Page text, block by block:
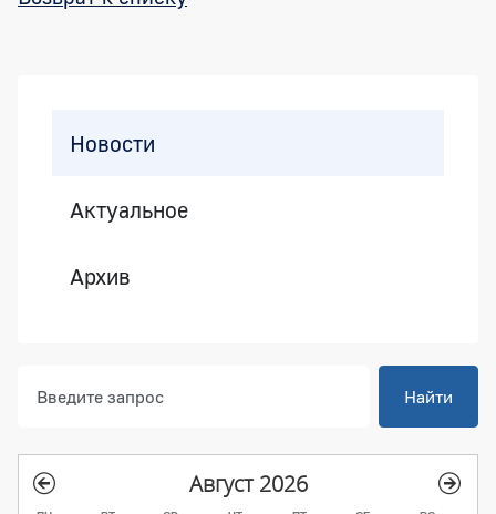
Новости
Актуальное
Архив
Найти
Август 2026